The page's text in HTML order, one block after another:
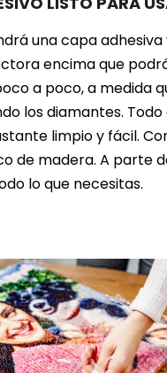
una capa adhesiva
encima que
a poco, a medida
los diamantes. Todo
limpio y fácil.
de madera. A parte
lo que necesitas.